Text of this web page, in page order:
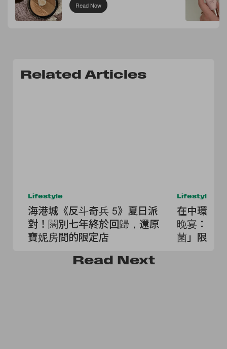
Read Now
Related Articles
Lifestyle
海港城《反斗奇兵 5》夏日派
對！闊別七年終於回歸，還原
寶妮房間的限定店
Lifestyle
在中環舊
晚宴：卅
菌」限定
Read Next